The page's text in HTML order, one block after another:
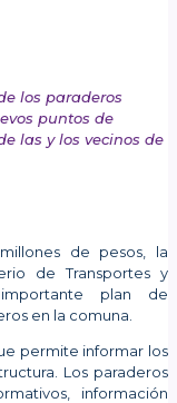
los paraderos
puntos de
las y los vecinos de
de pesos, la
de Transportes y
importante plan de
en la comuna.
permite informar los
Los paraderos
información